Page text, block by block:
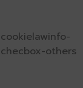
cookielawinfo-
checbox-others